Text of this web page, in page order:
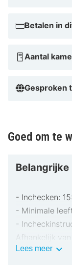
Dit hotel ligt op
Dicht bij
Betalen in
Aantal
Gesproken
Goed om te
- Inchecken:
- Minimale
-
Afhankelijk
extra
Lees meer